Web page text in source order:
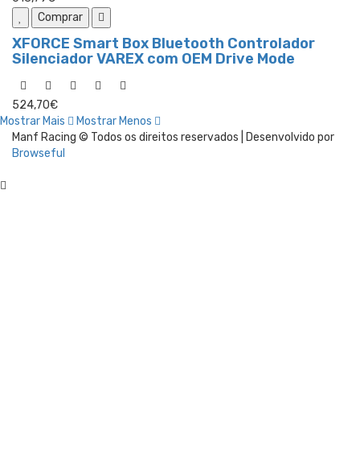
Comprar
XFORCE Smart Box Bluetooth Controlador
Silenciador VAREX com OEM Drive Mode
524,70€
Mostrar Mais
Mostrar Menos
Manf Racing © Todos os direitos reservados | Desenvolvido por
Browseful